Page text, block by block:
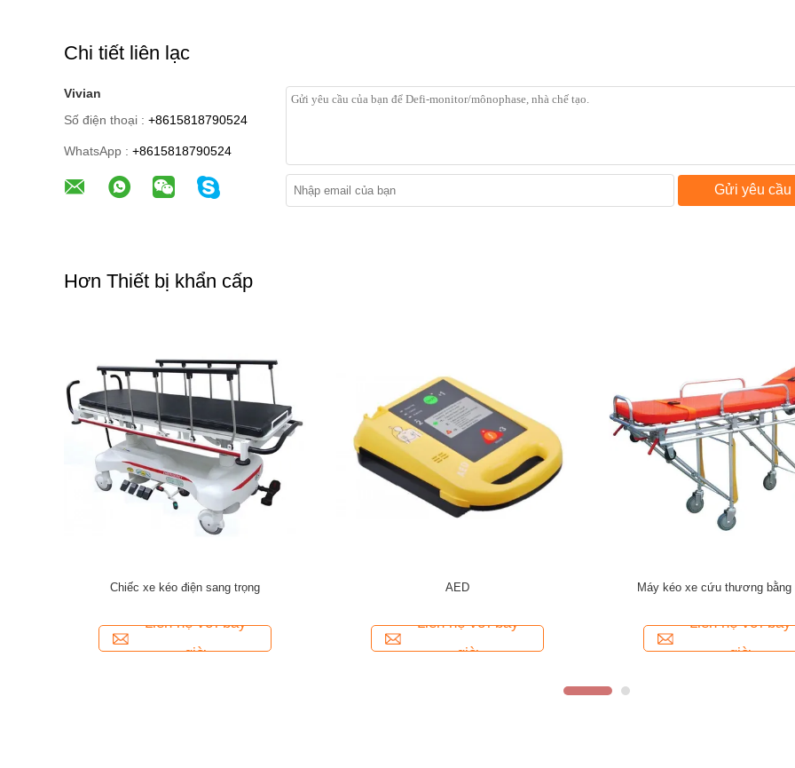
Chi tiết liên lạc
Vivian
Số điện thoại : +8615818790524
WhatsApp : +8615818790524
Gửi yêu cầu
Hơn Thiết bị khẩn cấp
Thiết bị cứu hộ khẩn cấp Cáng cột sống
Liên hệ với bây
giờ
Cáng chuyển hướng dẫn sử dụng cấp cứu
Liên hệ với bây
giờ
Thép không gỉ xe kéo tạ y tế
Liên hệ với bây
giờ